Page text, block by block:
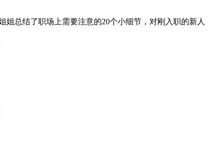
总结了职场上需要注意的20个小细节，对刚入职的新人